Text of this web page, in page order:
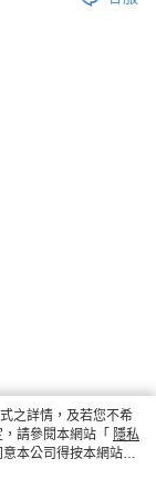
之詳情，及若您不希
請參閱本網站「 隱私
本公司得按本網站使